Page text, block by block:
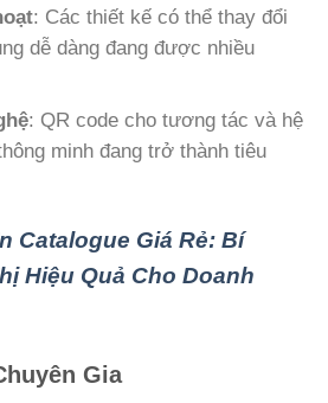
: Các thiết kế có thể thay đổi
dễ dàng đang được nhiều
: QR code cho tương tác và hệ
minh đang trở thành tiêu
Catalogue Giá Rẻ: Bí
Hiệu Quả Cho Doanh
Gia